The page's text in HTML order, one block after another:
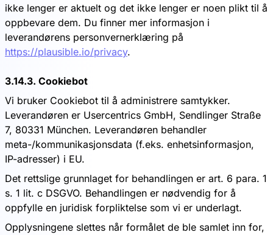
ikke lenger er aktuelt og det ikke lenger er noen plikt til å
oppbevare dem. Du finner mer informasjon i
leverandørens personvernerklæring på
https://plausible.io/privacy.
3.14.3. Cookiebot
Vi bruker Cookiebot til å administrere samtykker.
Leverandøren er Usercentrics GmbH, Sendlinger Straße
7, 80331 München. Leverandøren behandler
meta-/kommunikasjonsdata (f.eks. enhetsinformasjon,
IP-adresser) i EU.
Det rettslige grunnlaget for behandlingen er art. 6 para. 1
s. 1 lit. c DSGVO. Behandlingen er nødvendig for å
oppfylle en juridisk forpliktelse som vi er underlagt.
Opplysningene slettes når formålet de ble samlet inn for,